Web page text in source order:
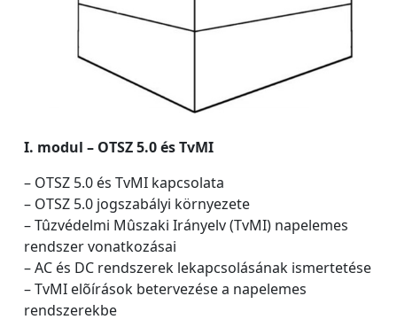
I. modul – OTSZ 5.0 és TvMI
– OTSZ 5.0 és TvMI kapcsolata
– OTSZ 5.0 jogszabályi környezete
– Tûzvédelmi Mûszaki Irányelv (TvMI) napelemes
rendszer vonatkozásai
– AC és DC rendszerek lekapcsolásának ismertetése
– TvMI elõírások betervezése a napelemes
rendszerekbe